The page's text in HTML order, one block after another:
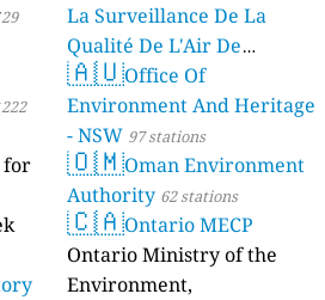
29
222
for
La Surveillance De La
Qualité De L'Air De
Mayotte 4 stations
🇦🇺Office Of
Environment And Heritage
- NSW 97 stations
🇴🇲Oman Environment
Authority 62 stations
🇨🇦Ontario MECP
Ontario Ministry of the
Environment,